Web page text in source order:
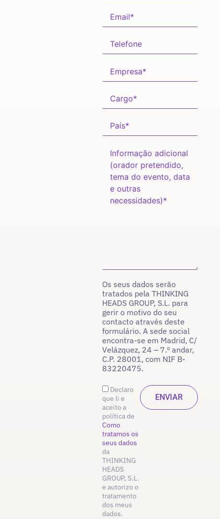
Os seus dados serão
tratados pela THINKING
HEADS GROUP, S.L. para
gerir o motivo do seu
contacto através deste
formulário. A sede social
encontra-se em Madrid, C/
Velázquez, 24 – 7.º andar,
C.P. 28001, com NIF B-
83220475.
Declaro
que li e
aceito a
política de
Como
tratamos os
seus dados
da
THINKING
HEADS
GROUP, S.L.
e autorizo o
tratamento
dos meus
dados.